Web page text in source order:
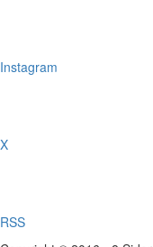
Instagram
X
RSS